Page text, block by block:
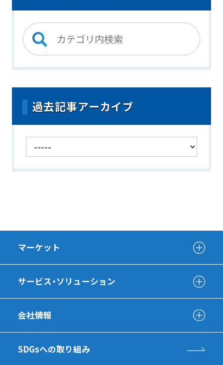
過去記事アーカイブ
マーケット
サービス・ソリューション
会社情報
SDGsへの取り組み